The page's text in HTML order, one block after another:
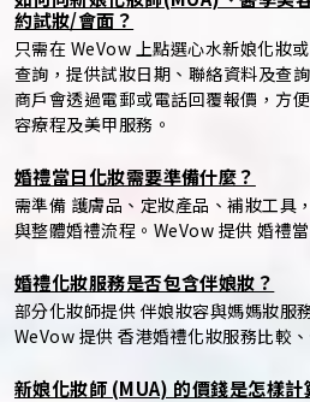
約試妝/會面？
只需在 WeVow 上點選心水新娘化妝
查詢，提供試妝日期、聯絡資料及查
商戶會透過電郵或電話回覆報價，方
容療程及美甲服務。
婚禮當日化妝需要準備什麼？
需準備 護膚品、定妝產品、補妝工具
與整體婚禮流程。WeVow 提供 婚禮
婚禮化妝服務是否包含伴娘妝？
部分化妝師提供 伴娘妝容與媽媽妝服
WeVow 提供 香港婚禮化妝服務比較
新娘化妝師 (MUA) 的價錢是怎樣計